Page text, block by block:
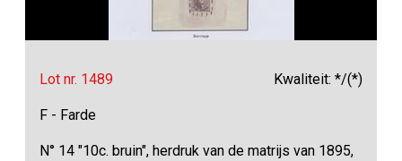
Lot nr. 1489 Kwaliteit: */(*)
F - Farde
N° 14 "10c. bruin", herdruk van de matrijs van 1895,